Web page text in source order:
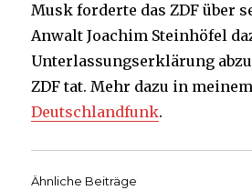
Musk forderte das ZDF über
Anwalt Joachim Steinhöfel
Unterlassungserklärung
ZDF tat. Mehr dazu in
Deutschlandfunk.
Ähnliche Beiträge